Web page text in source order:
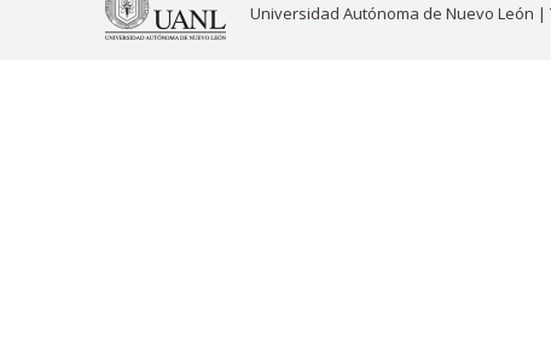
Universidad Autónoma de Nuevo León